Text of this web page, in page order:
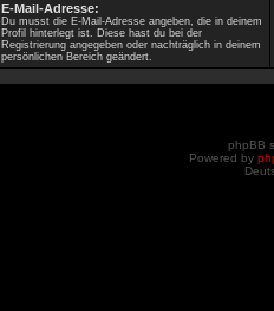
E-Mail-Adresse:
Du musst die E-Mail-Adresse angeben, die in deinem
Profil hinterlegt ist. Diese hast du bei der
Registrierung angegeben oder nachträglich in deinem
persönlichen Bereich geändert.
phpBB
Powered by